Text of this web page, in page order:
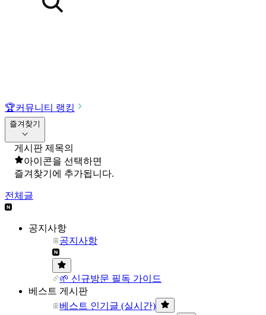
음식 · 영양제 리뷰를 찾아보세요
🏆커뮤니티 랭킹
즐겨찾기
게시판 제목의
아이콘을 선택하면
즐겨찾기에 추가됩니다.
전체글
공지사항
공지사항
🌱 신규방문 필독 가이드
베스트 게시판
베스트 인기글 (실시간)